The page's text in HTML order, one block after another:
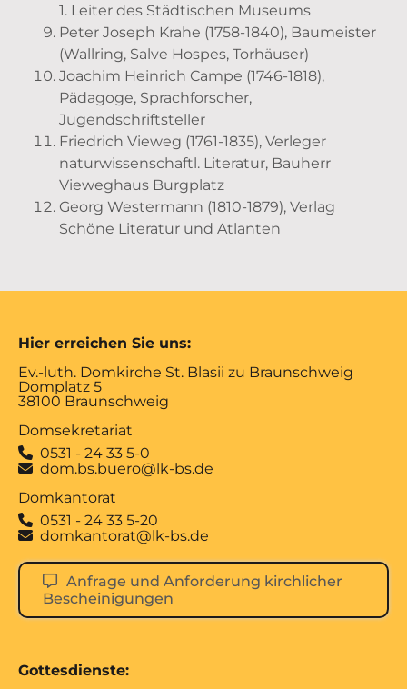
1. Leiter des Städtischen Museums
Peter Joseph Krahe (1758-1840), Baumeister
(Wallring, Salve Hospes, Torhäuser)
Joachim Heinrich Campe (1746-1818),
Pädagoge, Sprachforscher,
Jugendschriftsteller
Friedrich Vieweg (1761-1835), Verleger
naturwissenschaftl. Literatur, Bauherr
Vieweghaus Burgplatz
Georg Westermann (1810-1879), Verlag
Schöne Literatur und Atlanten
Hier erreichen Sie uns:
Ev.-luth. Domkirche St. Blasii zu Braunschweig
Domplatz 5
38100 Braunschweig
Domsekretariat
 0531 - 24 33 5-0
 dom.bs.buero@lk-bs.de
Domkantorat
 0531 - 24 33 5-20
 domkantorat@lk-bs.de
Anfrage und Anforderung kirchlicher
Bescheinigungen
Gottesdienste: